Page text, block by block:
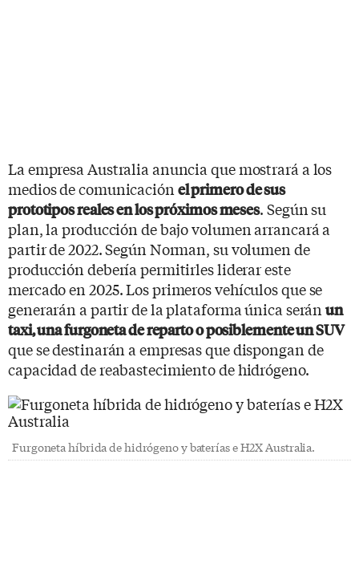
La empresa Australia anuncia que mostrará a los
medios de comunicación el primero de sus
prototipos reales en los próximos meses. Según su
plan, la producción de bajo volumen arrancará a
partir de 2022. Según Norman, su volumen de
producción debería permitirles liderar este
mercado en 2025. Los primeros vehículos que se
generarán a partir de la plataforma única seránun
taxi, una furgoneta de reparto o posiblemente un SUV
que se destinarán a empresas que dispongan de
capacidad de reabastecimiento de hidrógeno.
Furgoneta híbrida de hidrógeno y baterías e H2X Australia.